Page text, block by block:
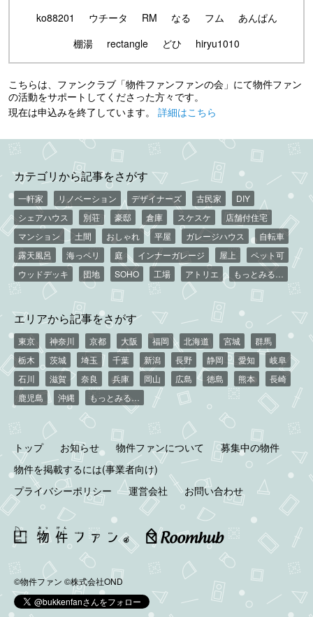
ko88201
ウチータ RM なる フム
あんぱん
棚湯
rectangle どひ hiryu1010
こちらは、ファンクラブ「物件ファンファンの会」にて物件ファン
の活動をサポートしてくださった方々です。
現在は申込みを終了しています。 詳細はこちら
カテゴリから記事をさがす
一軒家 リノベーション デザイナーズ 古民家
DIY
シェアハウス
別荘 豪邸 倉庫 スケスケ
店舗付住宅
マンション
土間 おしゃれ 平屋 ガレージハウス
自転車
露天風呂
海っペリ 庭 インナーガレージ 屋上
ペット可
ウッドデッキ
団地 SOHO 工場 アトリエ もっとみる…
エリアから記事をさがす
東京 神奈川 京都 大阪 福岡 北海道 宮城
群馬
栃木
茨城 埼玉 千葉 新潟 長野 静岡 愛知
岐阜
石川
滋賀 奈良 兵庫 岡山 広島 徳島 熊本
長崎
鹿児島
沖縄 もっとみる…
トップ お知らせ 物件ファンについて
募集中の物件
物件を掲載するには(事業者向け)
プライバシーポリシー
運営会社 お問い合わせ
©物件ファン ©株式会社OND